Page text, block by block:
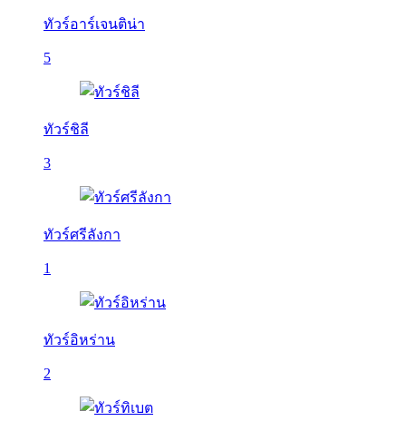
ทัวร์อาร์เจนติน่า
5
ทัวร์ชิลี
3
ทัวร์ศรีลังกา
1
ทัวร์อิหร่าน
2